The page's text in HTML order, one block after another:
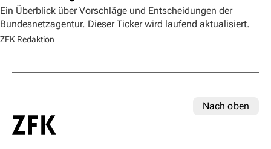
Ein Überblick über Vorschläge und Entscheidungen der
Bundesnetzagentur. Dieser Ticker wird laufend aktualisiert.
ZFK Redaktion
Nach oben